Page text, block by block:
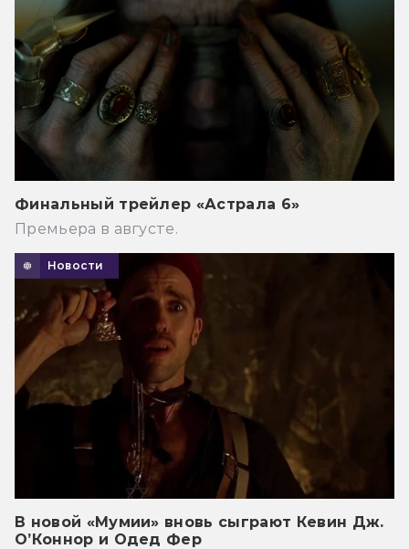
Финальный трейлер «Астрала 6»
Премьера в августе.
Новости
В новой «Мумии» вновь сыграют Кевин Дж.
О’Коннор и Одед Фер